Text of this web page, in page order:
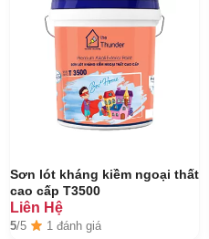
Sơn lót kháng kiềm ngoại thất
cao cấp T3500
Liên Hệ
5/5 1 đánh giá